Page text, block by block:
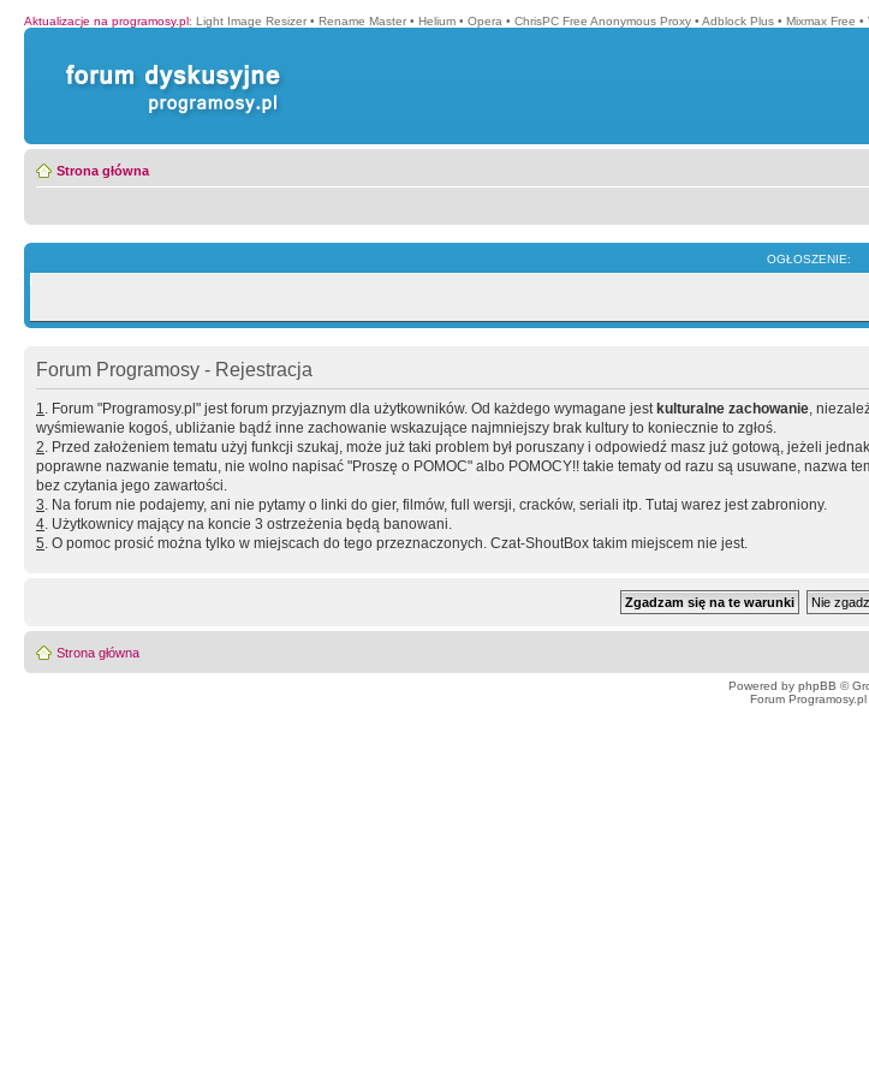
Aktualizacje na programosy.pl: Light Image Resizer • Rename Master • Helium • Opera • ChrisPC Free Anonymous Proxy • Adblock Plus • Mixmax Free •
Strona główna
OGŁOSZENIE:
Forum Programosy - Rejestracja
1. Forum "Programosy.pl" jest forum przyjaznym dla użytkowników. Od każdego wymagane jest kulturalne zachowanie,
wyśmiewanie kogoś, ubliżanie bądź inne zachowanie wskazujące najmniejszy brak kultury to koniecznie to zgłoś.
2. Przed założeniem tematu użyj funkcji szukaj, może już taki problem był poruszany i odpowiedź masz już gotową, jeżeli
poprawne nazwanie tematu, nie wolno napisać "Proszę o POMOC" albo POMOCY!! takie tematy od razu są usuwane, nazwa
bez czytania jego zawartości.
3. Na forum nie podajemy, ani nie pytamy o linki do gier, filmów, full wersji, cracków, seriali itp. Tutaj warez jest zabroniony.
4. Użytkownicy mający na koncie 3 ostrzeżenia będą banowani.
5. O pomoc prosić można tylko w miejscach do tego przeznaczonych. Czat-ShoutBox takim miejscem nie jest.
Strona główna
Powered by phpBB ©
Forum Programosy.pl